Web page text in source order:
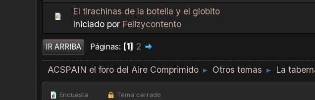
El tirachinas de la botella y el globito
Iniciado por Felizycontento
IR ARRIBA Páginas 1 2
ACSPAIN el foro del Aire Comprimido ► Otros temas ► La
Encuesta
Tema cerrado